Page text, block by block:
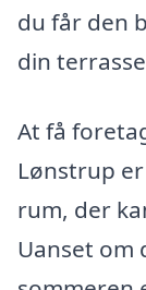
du får den
din
At få
Lønstrup
rum, der
Uanset om